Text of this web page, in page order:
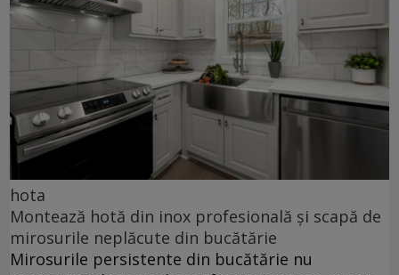
hota
Montează hotă din inox profesională și scapă de
mirosurile neplăcute din bucătărie
Mirosurile persistente din bucătărie nu